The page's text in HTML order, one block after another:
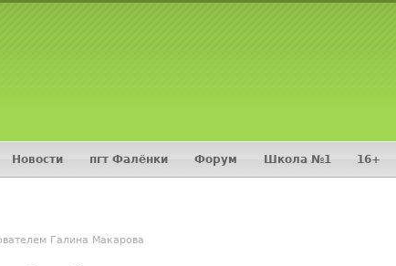
Галина Макарова
Новости пгт Фалёнки Форум Школа №1 16+